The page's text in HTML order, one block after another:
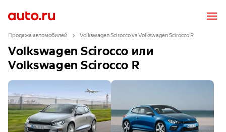
Продажа автомобилей Volkswagen Scirocco vs Volkswagen Scirocco R
Volkswagen Scirocco или
Volkswagen Scirocco R